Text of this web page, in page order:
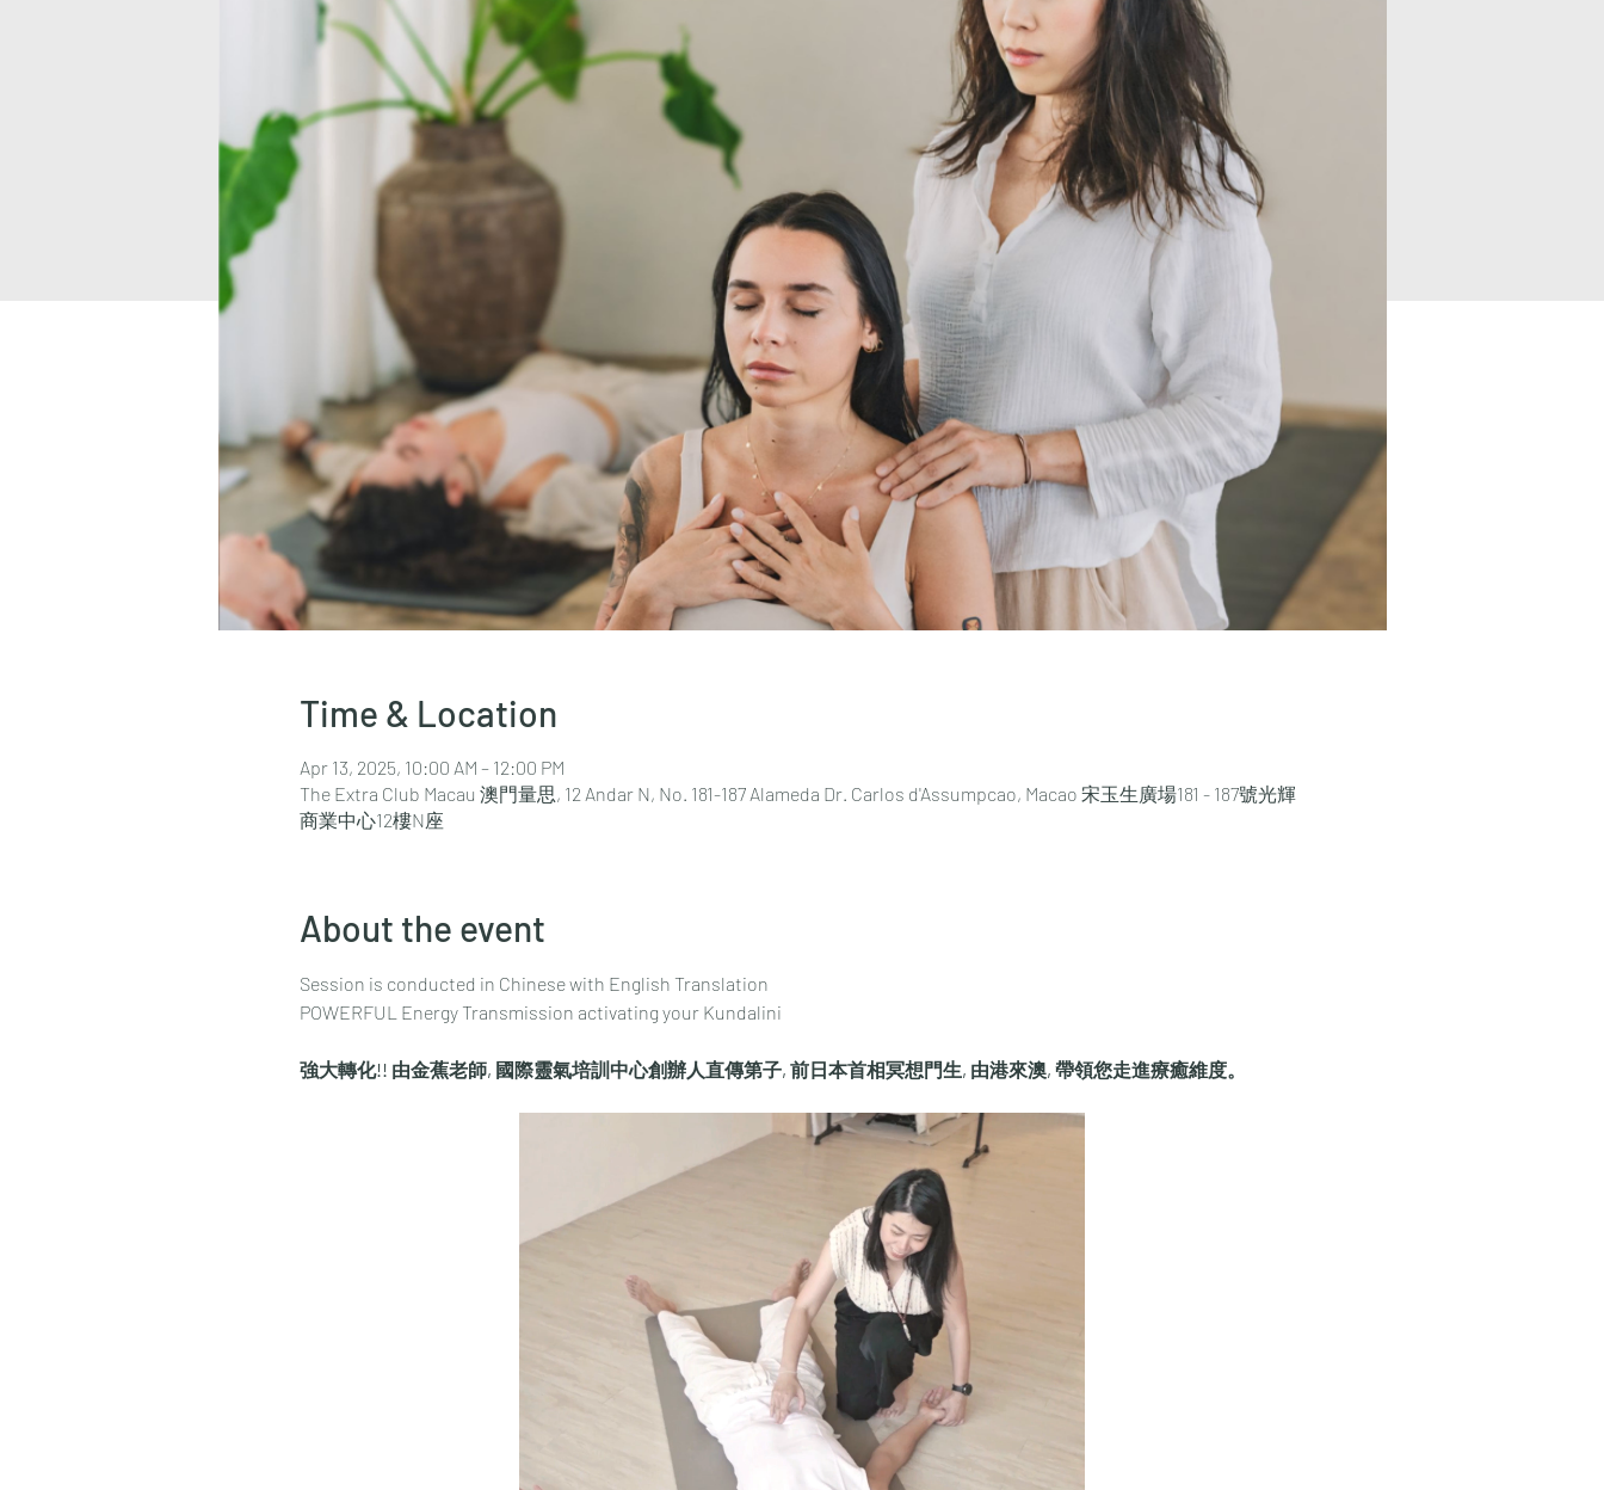
Time & Location
Apr 13, 2025, 10:00 AM – 12:00 PM
The Extra Club Macau 澳門量思, 12 Andar N, No. 181-187 Alameda Dr. Carlos d'Assumpcao, Macao 宋玉生廣場181 - 187號光輝
商業中心12樓N座
About the event
Session is conducted in Chinese with English Translation
POWERFUL Energy Transmission activating your Kundalini
強大轉化!! 由金蕉老師, 國際靈氣培訓中心創辦人直傳第子, 前日本首相冥想門生, 由港來澳, 帶領您走進療癒維度。